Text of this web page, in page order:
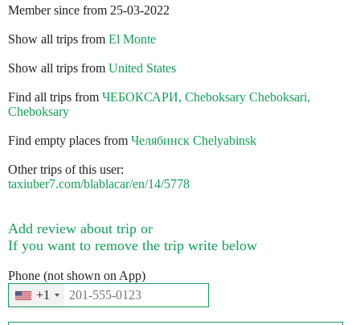
Member since from 25-03-2022
Show all trips from El Monte
Show all trips from United States
Find all trips from ЧЕБОКСАРИ, Cheboksary Cheboksari,
Cheboksary
Find empty places from Челябинск Chelyabinsk
Other trips of this user:
taxiuber7.com/blablacar/en/14/5778
Add review about trip or
If you want to remove the trip write below
Phone (not shown on App)
+1